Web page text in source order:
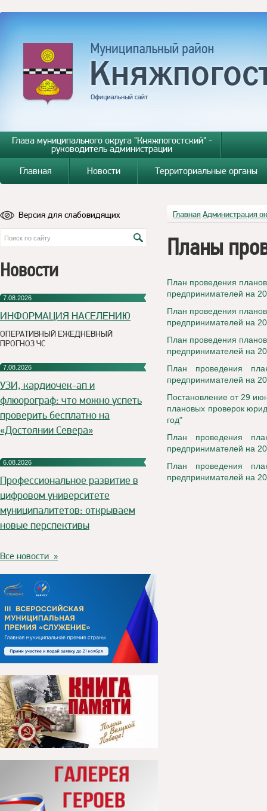
Глава муниципального округа "Княжпогостский" -
руководитель администрации
Главная
Новости Территориальные органы
Версия для слабовидящих
Новости
7.08.2026
ИНФОРМАЦИЯ НАСЕЛЕНИЮ
ОПЕРАТИВНЫЙ ЕЖЕДНЕВНЫЙ
ПРОГНОЗ ЧС
7.08.2026
УЗИ, кардиочек-ап и
флюорограф: что можно успеть
проверить бесплатно на
«Достоянии Севера»
6.08.2026
Профессиональное развитие в
цифровом университете
муниципалитетов: открываем
новые перспективы
Все новости »
Главная Администрация
Планы
План проведения
предпринимателей на
План проведения
предпринимателей на
План проведения
предпринимателей на
План проведения
предпринимателей на
Постановление от 29
плановых проверок
год"
План проведения
предпринимателей на
План проведения
предпринимателей на